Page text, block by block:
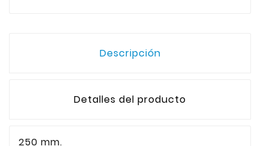
Descripción
Detalles del producto
250 mm.